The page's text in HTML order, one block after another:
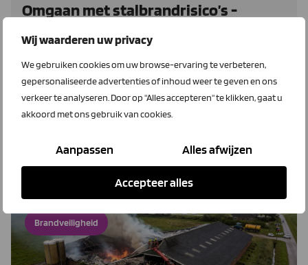
Wij waarderen uw privacy
We gebruiken cookies om uw browse-ervaring te verbeteren,
gepersonaliseerde advertenties of inhoud weer te geven en ons
verkeer te analyseren. Door op "Alles accepteren" te klikken, gaat u
akkoord met ons gebruik van cookies.
Aanpassen Alles afwijzen
Accepteer alles
Omgaan met stalbrandrisico’s -
vooruitkijken
Brandveiligheid vraagt om een combinatie van
bewustwording, technische preventie en een goed
verzekeringspakket. LTO Verzekeringen zet alles op een
Lees meer
Brandveiligheid